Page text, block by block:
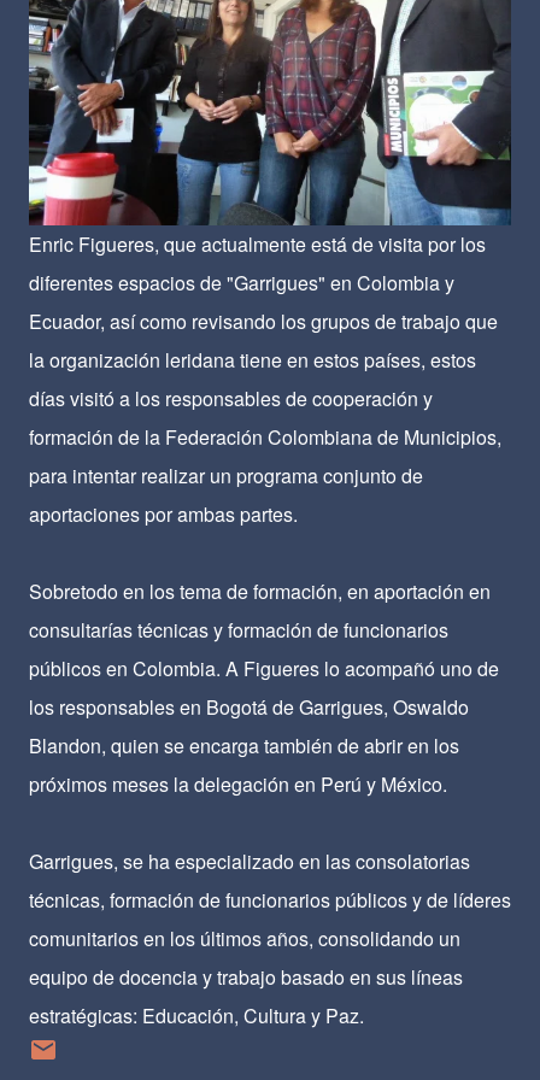
Enric Figueres, que actualmente está de visita por los
diferentes espacios de "Garrigues" en Colombia y
Ecuador, así como revisando los grupos de trabajo que
la organización leridana tiene en estos países, estos
días visitó a los responsables de cooperación y
formación de la Federación Colombiana de Municipios,
para intentar realizar un programa conjunto de
aportaciones por ambas partes.
Sobretodo en los tema de formación, en aportación en
consultarías técnicas y formación de funcionarios
públicos en Colombia. A Figueres lo acompañó uno de
los responsables en Bogotá de Garrigues, Oswaldo
Blandon, quien se encarga también de abrir en los
próximos meses la delegación en Perú y México.
Garrigues, se ha especializado en las consolatorias
técnicas, formación de funcionarios públicos y de líderes
comunitarios en los últimos años, consolidando un
equipo de docencia y trabajo basado en sus líneas
estratégicas: Educación, Cultura y Paz.